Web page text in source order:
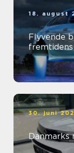
18. august
Flyvende
30. juni
Danmarks